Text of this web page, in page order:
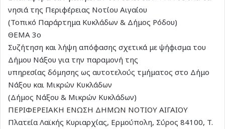
νησιά της Περιφέρειας Νοτίου Αιγαίου
(Τοπικό Παράρτημα Κυκλάδων & Δήμος Ρόδου)
ΘΕΜΑ 3ο
Συζήτηση και λήψη απόφασης σχετικά με ψήφισμα του
Δήμου Νάξου για την παραμονή της
υπηρεσίας δόμησης ως αυτοτελούς τμήματος στο Δήμο
Νάξου και Μικρών Κυκλάδων
(Δήμος Νάξου & Μικρών Κυκλάδων)
ΠΕΡΙΦΕΡΕΙΑΚΗ ΕΝΩΣΗ ΔΗΜΩΝ ΝΟΤΙΟΥ ΑΙΓΑΙΟΥ
Πλατεία Λαϊκής Κυριαρχίας, Ερμούπολη, Σύρος 84100, T.